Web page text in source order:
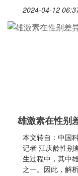
2024-04-12
雄激素在性别
本文转自：中国
记者 江庆龄性别
生过程中，其中
之一。因此，解